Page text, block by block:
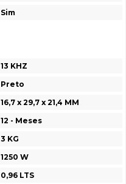
Sim
13 KHZ
Preto
16,7 x 29,7 x 21,4 MM
12 - Meses
3 KG
1250 W
0,96 LTS